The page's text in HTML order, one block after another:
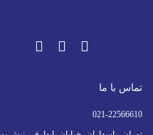
تماس با ما
021-22566610